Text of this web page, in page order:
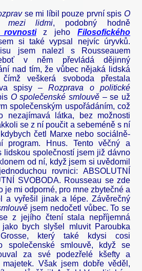
se mi líbil pouze první spisO
mezi lidmi, podobný hodně
z jehoFilosofického
si také vypsal nejvíc úryvků.
jsem nalezl s Rousseauem
v něm převládá dějinný
nad tím, že vůbec nějaká lidská
veškerá svoboda přestala
spisy –Rozprava o politické
O společenské smlouvě – se už
společenským uspořádáním, což
nezajímavá látka, bez možnosti
se z ní poučit a sebeméně s ní
četl Marxe nebo sociálně-
program. Hnus. Tento věčný a
lidskou společností jsem již dávno
od ní, když jsem si uvědomil
rovnici: ABSOLUTNÍ
SVOBODA. Rousseau se zde
je mi odporné, pro mne zbytečné a
a vyřešil jinak a lépe. Závěrečný
jsem nedočetl vůbec. To se
z jejího čtení stala nepříjemná
bych slyšel mluvit Paroubka
který také kdysi cosi
společenské smlouvě, když se
za své podezřelé kšefty a
majetek. Však jsem dobře věděl,